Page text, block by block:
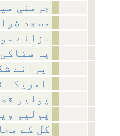
جرمنی
مسجد
سزائے
یہ
پولیو
پولیو
کل کے